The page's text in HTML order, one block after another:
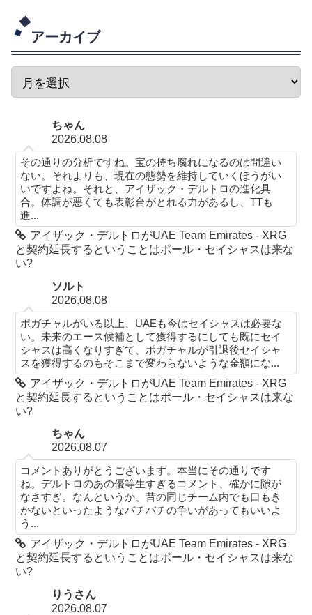
アーカイブ
ちゃん
2026.08.08
その通りの分析ですね。宝の持ち腐れになるのは間違い
ない。それよりも、現在の態勢を維持していくほうがい
いですよね。それと、アイザック・デルトロの進化具
合。体調が悪くても表彰台がとれる力があるし、TTも
進...
アイザック・デルトロがUAE Team Emirates - XRG
と契約延長するということはポール・セイシャスは来な
い?
ソルト
2026.08.08
ポガチャルがいる以上、UAEも今はセイシャスは必要な
い。未来のエース候補として獲得するにしても既にセイ
シャスは高くなりすぎて、ポガチャルが引退後セイシャ
スを獲得するのもそこまで変わらないような金額にな...
アイザック・デルトロがUAE Team Emirates - XRG
と契約延長するということはポール・セイシャスは来な
い?
ちゃん
2026.08.07
コメントありがとうございます。本当にその通りです
ね。デルトロのあの優等生すぎるコメント、確かに隙が
なさすぎ。なんというか、昔の同じチーム内でも口もき
かないといったようなバチバチの争いがあってもいいよ
う...
アイザック・デルトロがUAE Team Emirates - XRG
と契約延長するということはポール・セイシャスは来な
い?
りうさん
2026.08.07